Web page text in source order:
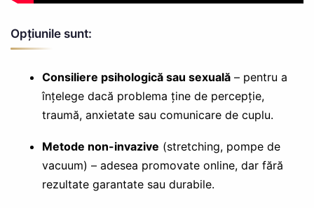
Opțiunile sunt:
Consiliere psihologică sau sexuală– pentru a
înțelege dacă problema ține de percepție,
traumă, anxietate sau comunicare de cuplu.
Metode non-invazive (stretching, pompe de
vacuum) – adesea promovate online, dar fără
rezultate garantate sau durabile.